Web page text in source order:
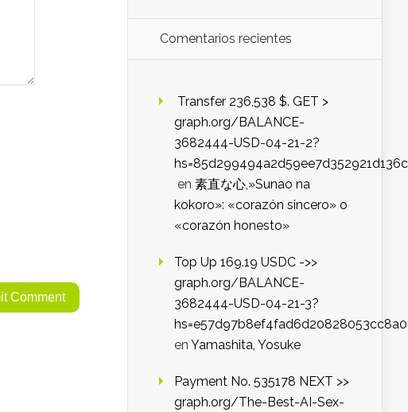
Comentarios recientes
️ Transfer 236,538 $. GET >
graph.org/BALANCE-
3682444-USD-04-21-2?
en 素直な心,»Sunao na
kokoro»: «corazón sincero» o
«corazón honesto»
Top Up 169.19 USDC ->>
graph.org/BALANCE-
3682444-USD-04-21-3?
en Yamashita, Yosuke
Payment No. 535178 NEXT >>
graph.org/The-Best-AI-Sex-